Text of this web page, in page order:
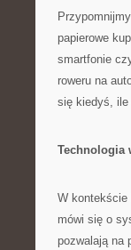
papierowe
smartfonie
roweru na
się kiedyś,
Technologia
W kontekście
mówi się o
pozwalają na